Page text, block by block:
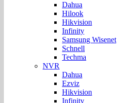
Dahua
Hilook
Hikvision
Infinity
Samsung Wisenet
Schnell
Techma
NVR
Dahua
Ezviz
Hikvision
Infinity